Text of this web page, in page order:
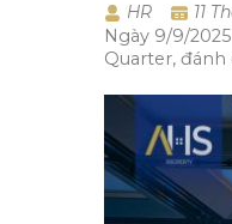
HR 11
Ngày 9/9/
Quarter,